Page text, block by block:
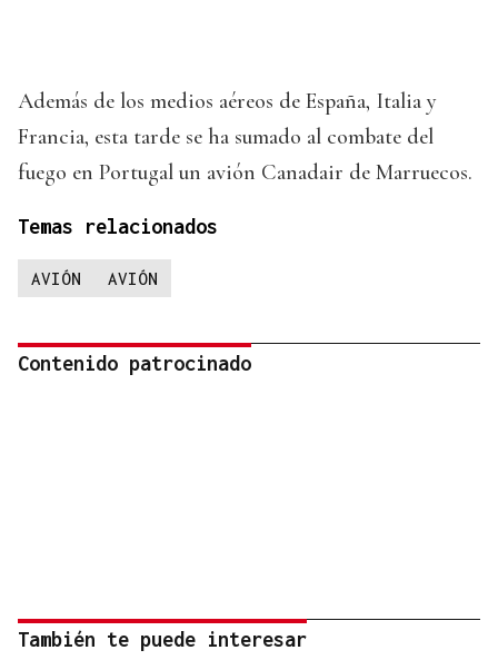
Además de los medios aéreos de España, Italia y
Francia, esta tarde se ha sumado al combate del
fuego en Portugal un avión Canadair de Marruecos.
Temas relacionados
AVIÓN AVIÓN
Contenido patrocinado
También te puede interesar